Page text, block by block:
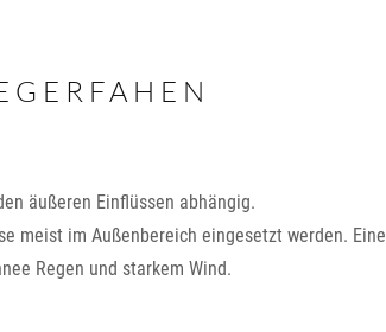
äußeren Einflüssen abhängig.
meist im Außenbereich eingesetzt werden. Eine
Regen und starkem Wind.